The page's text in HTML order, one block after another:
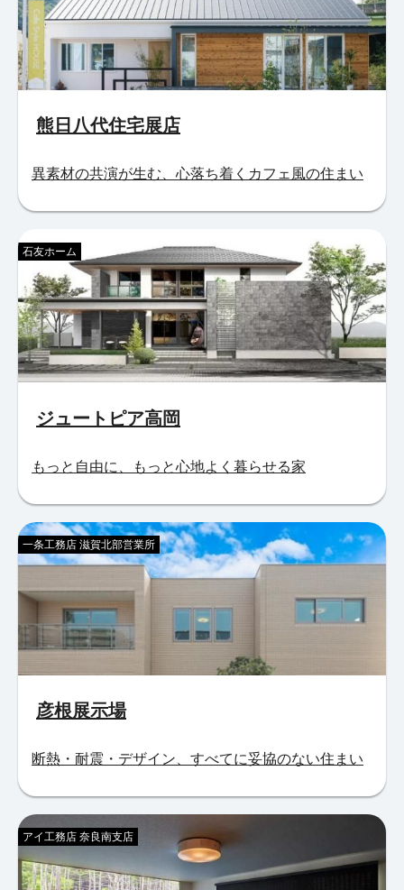
熊日八代住宅展店
異素材の共演が生む、心落ち着くカフェ風の住まい
ジュートピア高岡
石友ホーム
もっと自由に、もっと心地よく暮らせる家
彦根展示場
一条工務店 滋賀北部営業所
断熱・耐震・デザイン、すべてに妥協のない住まい
アイ工務店 奈良南支店